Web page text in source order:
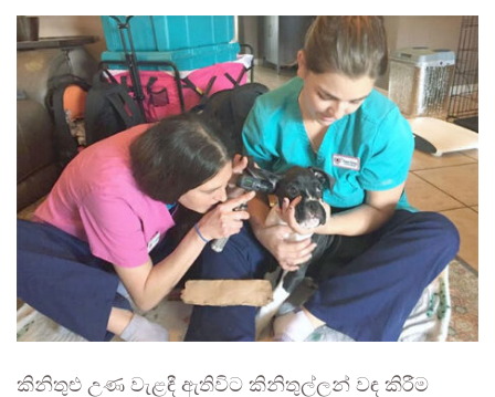
කිනිතුළු උණ වැළඳී ඇතිවිට කිනිතුල්ලන් වඳ කිරීම